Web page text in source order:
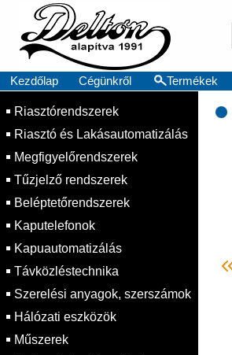
Kezdőlap Cégünkről Termékek
Riasztórendszerek
Riasztó és Lakásautomatizálás
Megfigyelőrendszerek
Tűzjelző rendszerek
Beléptetőrendszerek
Kaputelefonok
Kapuautomatizálás
Távközléstechnika
Szerelési anyagok, szerszámok
Hálózati eszközök
Műszerek